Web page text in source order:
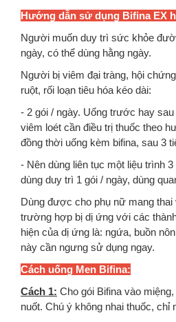
Hướng dẫn sử dụng Bifina EX
Người muốn duy trì sức khỏe
ngày, có thể dùng hằng ngày.
Người bị viêm đại tràng, hội
ruột, rối loạn tiêu hóa kéo dài:
- 2 gói / ngày. Uống trước hay
viêm loét cần điều trị thuốc theo
đồng thời uống kèm bifina, sau 3
- Nên dùng liên tục một liệu trình
dùng duy trì 1 gói / ngày, dùng
Dùng được cho phụ nữ mang
trường hợp bị dị ứng với các
hiện của dị ứng là: ngứa, buồn
này cần ngưng sử dụng ngay.
Cách uống Men Bifina:
Cách 1: Cho gói Bifina vào
nuốt. Chú ý không nhai thuốc, chỉ